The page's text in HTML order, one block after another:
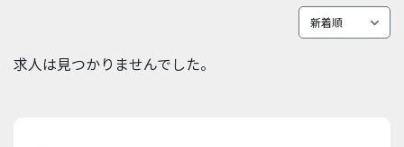
求人は見つかりませんでした。